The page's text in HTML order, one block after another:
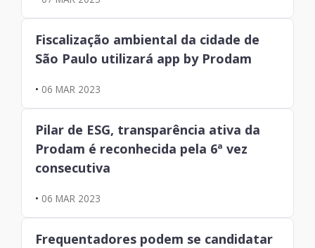
Fiscalização ambiental da cidade de
São Paulo utilizará app by Prodam
• 06 MAR 2023
Pilar de ESG, transparência ativa da
Prodam é reconhecida pela 6ª vez
consecutiva
• 06 MAR 2023
Frequentadores podem se candidatar